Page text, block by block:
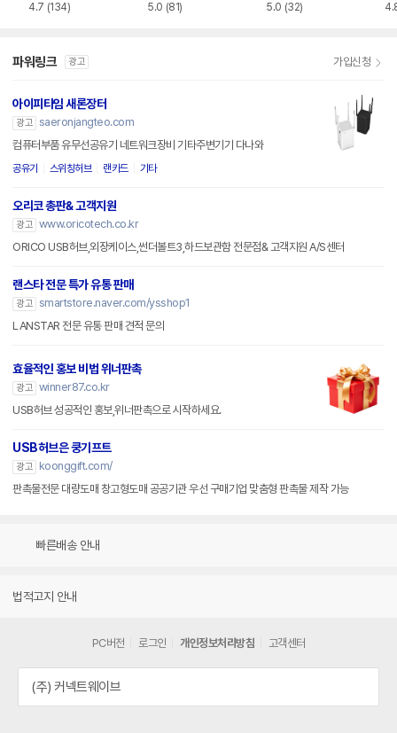
4.7 (134) 5.0 (81) 5.0 (32)
파워링크 광고 가입신청
아이피타임 새론장터
광고 saeronjangteo.com
컴퓨터부품 유무선공유기 네트워크장비 기타주변기기 다나와
공유기 스위칭허브 랜카드 기타
오리코 총판& 고객지원
광고 www.oricotech.co.kr
ORICO USB허브,외장케이스,썬더볼트3,하드보관함 전문점& 고객지원 A/S센터
랜스타 전문 특가 유통 판매
광고 smartstore.naver.com/ysshop1
LANSTAR 전문 유통 판매 견적 문의
효율적인 홍보 비법 위너판촉
광고 winner87.co.kr
USB허브 성공적인 홍보,위너판촉으로 시작하세요.
USB허브은 쿵기프트
광고
koonggift.com/
판촉물전문 대량도매 창고형도매 공공기관 우선 구매기업 맞춤형 판촉물 제작 가능
빠른배송 안내
법적고지 안내
PC버전 로그인 개인정보처리방침 고객센터
(주) 커넥트웨이브